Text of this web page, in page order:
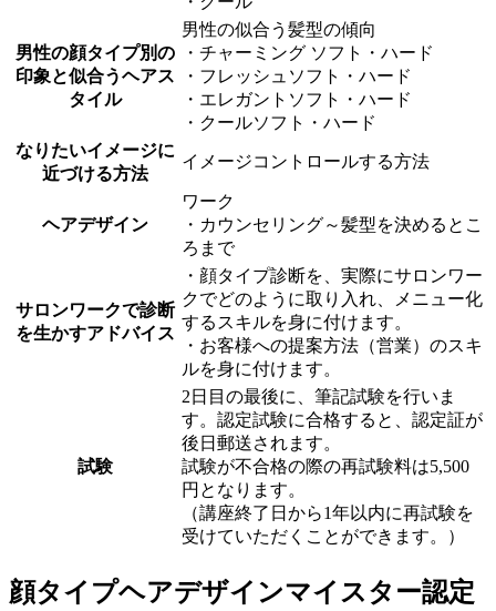
男性の顔タイプ別の
印象と似合うヘアス
タイル
男性の似合う髪型の傾向
・チャーミング ソフト・ハード
・フレッシュソフト・ハード
・エレガントソフト・ハード
・クールソフト・ハード
なりたいイメージに
近づける方法
イメージコントロールする方法
ヘアデザイン
ワーク
・カウンセリング～髪型を決めるとこ
ろまで
サロンワークで診断
を生かすアドバイス
・顔タイプ診断を、実際にサロンワー
クでどのように取り入れ、メニュー化
するスキルを身に付けます。
・お客様への提案方法（営業）のスキ
ルを身に付けます。
試験
2日目の最後に、筆記試験を行いま
す。認定試験に合格すると、認定証が
後日郵送されます。
試験が不合格の際の再試験料は5,500
円となります。
（講座終了日から1年以内に再試験を
受けていただくことができます。）
顔タイプヘアデザインマイスター認定